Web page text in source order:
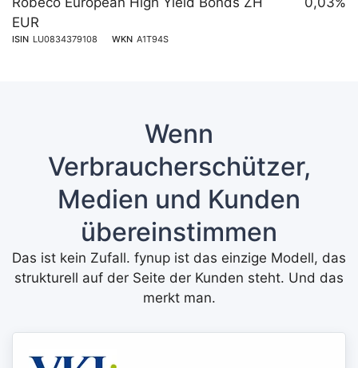
EUR
ISIN LU0834379108 WKN A1T94S
Wenn
Verbraucherschützer,
Medien und Kunden
übereinstimmen
Das ist kein Zufall. fynup ist das einzige Modell, das
strukturell auf der Seite der Kunden steht. Und das
merkt man.